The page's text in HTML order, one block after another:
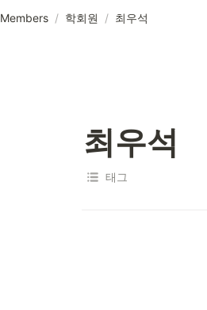
Members / 학회원 / 최우석
최우석
태그